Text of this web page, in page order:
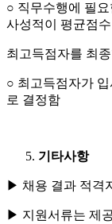
○ 직무수행에 필
사성적이 평균점
최고득점자를 최
○ 최고득점자가
로 결정함
기타사항
▶ 채용 결과 적격
▶ 지원서류는 제